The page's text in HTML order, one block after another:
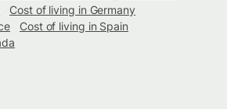
Cost of living in Germany
Cost of living in Spain